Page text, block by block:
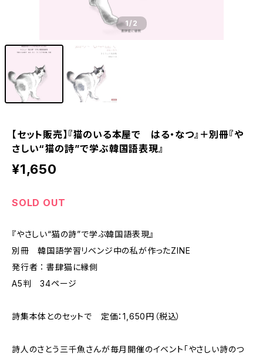
1/2
【セット販売】『猫のいる本屋で はる・なつ』＋別冊『や
さしい“猫の詩”で学ぶ韓国語表現』
¥1,650
SOLD OUT
『やさしい“猫の詩”で学ぶ韓国語表現』
別冊 韓国語学習リベンジ中の私が作ったZINE
発行者∶書肆猫に縁側
A5判 34ページ
詩集本体とのセットで 定価：1,650円（税込）
詩人のさとう三千魚さんが毎月開催のイベント「やさしい詩のつ